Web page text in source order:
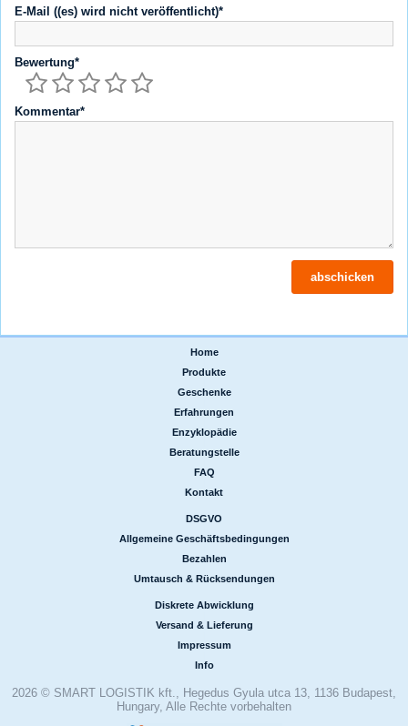
E-Mail ((es) wird nicht veröffentlicht)*
Bewertung*
Kommentar*
Home
Produkte
Geschenke
Erfahrungen
Enzyklopädie
Beratungstelle
FAQ
Kontakt
DSGVO
Allgemeine Geschäftsbedingungen
Bezahlen
Umtausch & Rücksendungen
Diskrete Abwicklung
Versand & Lieferung
Impressum
Info
2026 © SMART LOGISTIK kft., Hegedus Gyula utca 13, 1136 Budapest,
Hungary, Alle Rechte vorbehalten